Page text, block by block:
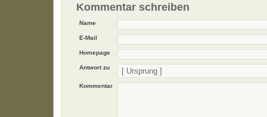
Kommentar schreiben
Name
E-Mail
Homepage
Antwort zu
Kommentar